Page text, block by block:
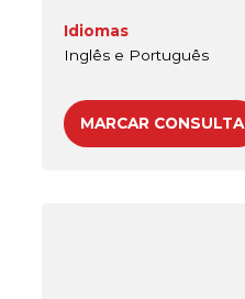
Idiomas
Inglês e Português
MARCAR CONSULTA